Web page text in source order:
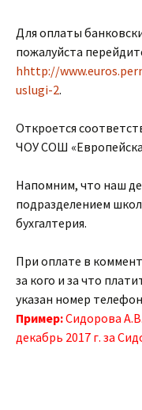
Для оплаты
пожалуйста
hhttp://
uslugi-2.
Откроется
ЧОУ СОШ
Напомним, что наш
подразделением
бухгалтерия.
При оплате в
за кого и за что
указан номер
Пример:Сидорова
декабрь 2017 г. за